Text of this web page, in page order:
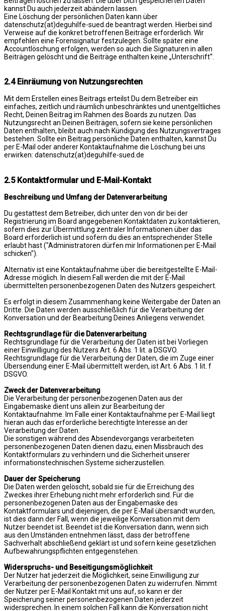
kannst Du auch jederzeit abändern lassen.
Eine Löschung der persönlichen Daten kann über
datenschutz(at)deguhilfe-sued.de beantragt werden. Hierbei sind
Verweise auf die konkret betroffenen Beiträge erforderlich. Wir
empfehlen eine Forensignatur festzulegen. Sollte später eine
Accountlöschung erfolgen, werden so auch die Signaturen in allen
Beiträgen gelöscht und die Beiträge enthalten keine „Unterschrift“.
2.4 Einräumung von Nutzungsrechten
Mit dem Erstellen eines Beitrags erteilst Du dem Betreiber ein
einfaches, zeitlich und räumlich unbeschränktes und unentgeltliches
Recht, Deinen Beitrag im Rahmen des Boards zu nutzen. Das
Nutzungsrecht an Deinen Beiträgen, sofern sie keine persönlichen
Daten enthalten, bleibt auch nach Kündigung des Nutzungsvertrages
bestehen. Sollte ein Beitrag persönliche Daten enthalten, kannst Du
per E-Mail oder anderer Kontaktaufnahme die Löschung bei uns
erwirken: datenschutz(at)deguhilfe-sued.de
2.5 Kontaktformular und E-Mail-Kontakt
Beschreibung und Umfang der Datenverarbeitung
Du gestattest dem Betreiber, dich unter den von dir bei der
Registrierung im Board angegebenen Kontaktdaten zu kontaktieren,
sofern dies zur Übermittlung zentraler Informationen über das
Board erforderlich ist und sofern du dies an entsprechender Stelle
erlaubt hast ("Administratoren dürfen mir Informationen per E-Mail
schicken").
Alternativ ist eine Kontaktaufnahme über die bereitgestellte E-Mail-
Adresse möglich. In diesem Fall werden die mit der E-Mail
übermittelten personenbezogenen Daten des Nutzers gespeichert.
Es erfolgt in diesem Zusammenhang keine Weitergabe der Daten an
Dritte. Die Daten werden ausschließlich für die Verarbeitung der
Konversation und der Bearbeitung Deines Anliegens verwendet.
Rechtsgrundlage für die Datenverarbeitung
Rechtsgrundlage für die Verarbeitung der Daten ist bei Vorliegen
einer Einwilligung des Nutzers Art. 6 Abs. 1 lit. a DSGVO.
Rechtsgrundlage für die Verarbeitung der Daten, die im Zuge einer
Übersendung einer E-Mail übermittelt werden, ist Art. 6 Abs. 1 lit. f
DSGVO.
Zweck der Datenverarbeitung
Die Verarbeitung der personenbezogenen Daten aus der
Eingabemaske dient uns allein zur Bearbeitung der
Kontaktaufnahme. Im Falle einer Kontaktaufnahme per E-Mail liegt
hieran auch das erforderliche berechtigte Interesse an der
Verarbeitung der Daten.
Die sonstigen während des Absendevorgangs verarbeiteten
personenbezogenen Daten dienen dazu, einen Missbrauch des
Kontaktformulars zu verhindern und die Sicherheit unserer
informationstechnischen Systeme sicherzustellen.
Dauer der Speicherung
Die Daten werden gelöscht, sobald sie für die Erreichung des
Zweckes ihrer Erhebung nicht mehr erforderlich sind. Für die
personenbezogenen Daten aus der Eingabemaske des
Kontaktformulars und diejenigen, die per E-Mail übersandt wurden,
ist dies dann der Fall, wenn die jeweilige Konversation mit dem
Nutzer beendet ist. Beendet ist die Konversation dann, wenn sich
aus den Umständen entnehmen lässt, dass der betroffene
Sachverhalt abschließend geklärt ist und sofern keine gesetzlichen
Aufbewahrungspflichten entgegenstehen.
Widerspruchs- und Beseitigungsmöglichkeit
Der Nutzer hat jederzeit die Möglichkeit, seine Einwilligung zur
Verarbeitung der personenbezogenen Daten zu widerrufen. Nimmt
der Nutzer per E-Mail Kontakt mit uns auf, so kann er der
Speicherung seiner personenbezogenen Daten jederzeit
widersprechen. In einem solchen Fall kann die Konversation nicht